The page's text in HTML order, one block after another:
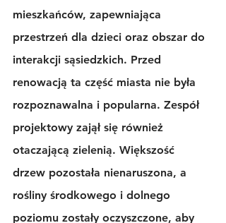
mieszkańców, zapewniająca
przestrzeń dla dzieci oraz obszar do
interakcji sąsiedzkich. Przed
renowacją ta część miasta nie była
rozpoznawalna i popularna. Zespół
projektowy zajął się również
otaczającą zielenią. Większość
drzew pozostała nienaruszona, a
rośliny środkowego i dolnego
poziomu zostały oczyszczone, aby